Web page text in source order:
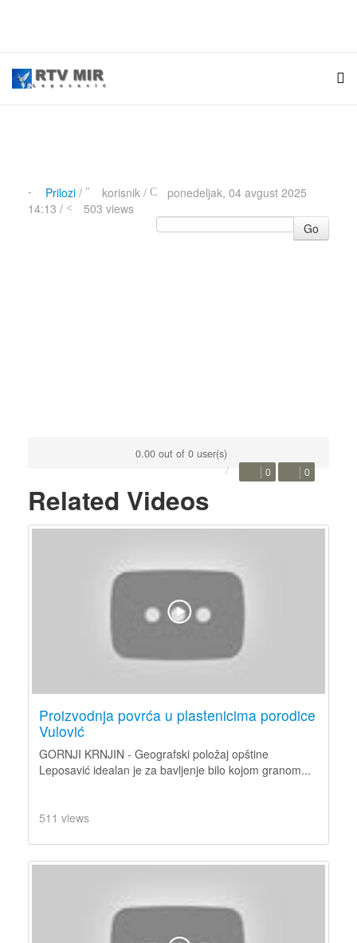
Prilozi/ korisnik /
ponedeljak, 04 avgust 2025
14:13 /
503 views
Go
0.00 out of 0 user(s)
0 0
Related Videos
Proizvodnja povrća u plastenicima porodice
Vulović
GORNJI KRNJIN - Geografski položaj opštine
Leposavić idealan je za bavljenje bilo kojom granom...
511 views